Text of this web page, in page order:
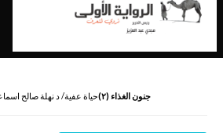
نروي لتعرف
حياة عفية/ د نهلة صالح جنون الغذاء (٢)